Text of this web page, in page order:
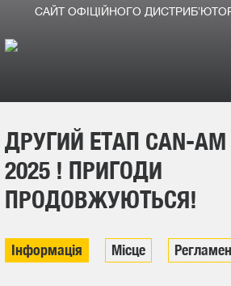
САЙТ ОФІЦІЙНОГО
Продукція
Новини
Про компанію
ДРУГИЙ ЕТАП CAN-AM
2025 ! ПРИГОДИ
ПРОДОВЖУЮТЬСЯ!
Інформація Місце